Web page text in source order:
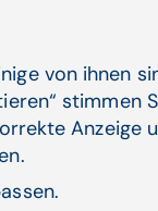
rätDaniela
MedUni
ähnlichen
Gesundheit
von ihnen
stimmen